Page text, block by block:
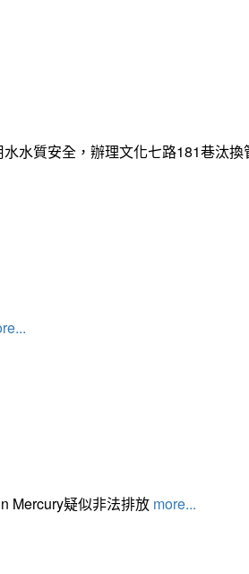
水質安全，辦理文化七路181巷汰
Mercury疑似非法排放 more...